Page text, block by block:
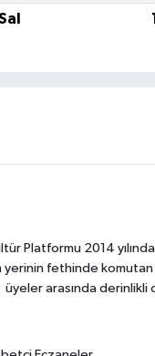
Platformu 2014
yerinin fethinde
üyeler arasında